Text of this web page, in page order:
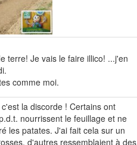
terre! Je vais le faire illico! ...j'en
comme moi.
la discorde ! Certains ont
nourrissent le feuillage et ne
les patates. J'ai fait cela sur un
d'autres ressemblaient à des